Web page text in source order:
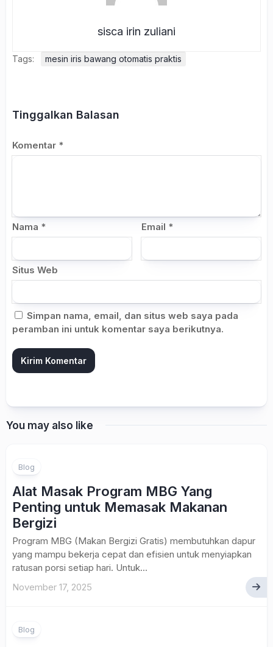
sisca irin zuliani
Tags: mesin iris bawang otomatis praktis
Tinggalkan Balasan
Komentar *
Nama * Email *
Situs Web
Simpan nama, email, dan situs web saya pada
peramban ini untuk komentar saya berikutnya.
You may also like
Blog
Alat Masak Program MBG Yang
Penting untuk Memasak Makanan
Bergizi
Program MBG (Makan Bergizi Gratis) membutuhkan dapur
yang mampu bekerja cepat dan efisien untuk menyiapkan
ratusan porsi setiap hari. Untuk...
November 17, 2025
Blog